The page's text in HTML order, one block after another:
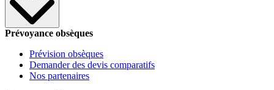
Prévoyance obsèques
Prévision obsèques
Demander des devis comparatifs
Nos partenaires